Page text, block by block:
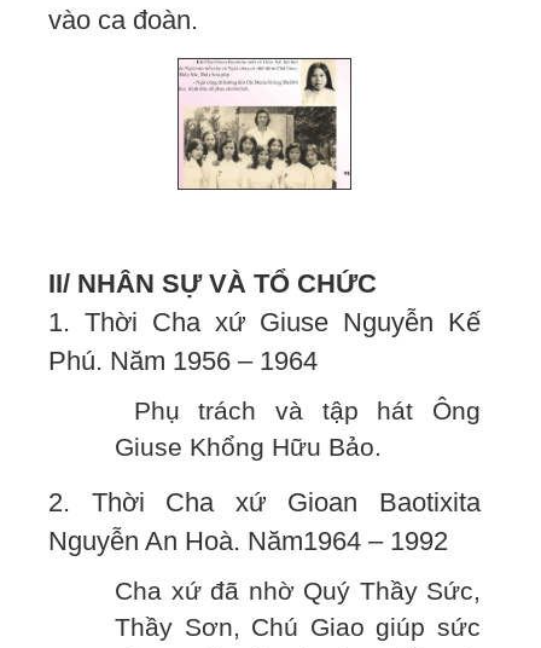
vào ca đoàn.
II/ NHÂN SỰ VÀ TỔ CHỨC
1. Thời Cha xứ Giuse Nguyễn Kế
Phú. Năm 1956 – 1964
Phụ trách và tập hát Ông
Giuse Khổng Hữu Bảo.
2. Thời Cha xứ Gioan Baotixita
Nguyễn An Hoà. Năm1964 – 1992
Cha xứ đã nhờ Quý Thầy Sức,
Thầy Sơn, Chú Giao giúp sức